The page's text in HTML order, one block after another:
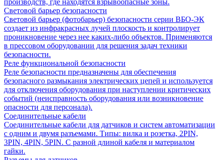
производств, где находятся взрывоопасные зоны.
Световой барьер безопасности
Световой барьер (фотобарьер) безопасности серии ВБО-ЭК
создает из инфракрасных лучей плоскость и контролирует
проникновение через нее каких-либо объектов. Применяются
в прессовом оборудовании для решения задач техники
безопасности.
Реле функциональной безопасности
Реле безопасности предназначены для обеспечения
безопасного размыкания электрических цепей и используется
для отключения оборудования при наступлении критических
событий (неисправность оборудования или возникновение
опасности для персонала).
Соединительные кабели
Соединительные кабели для датчиков и систем автоматизации
с одним и двумя разъемами. Типы: вилка и розетка, 2PIN,
3PIN, 4PIN, 5PIN. С разной длиной кабеля и материалом
гайки.